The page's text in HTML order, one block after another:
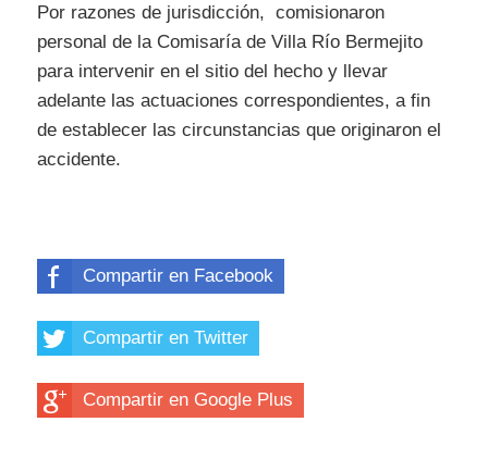
Por razones de jurisdicción, comisionaron
personal de la Comisaría de Villa Río Bermejito
para intervenir en el sitio del hecho y llevar
adelante las actuaciones correspondientes, a fin
de establecer las circunstancias que originaron el
accidente.
Compartir en Facebook
Compartir en Twitter
Compartir en Google Plus